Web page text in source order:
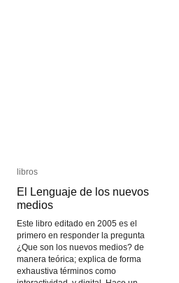
libros
El Lenguaje de los nuevos
medios
Este libro editado en 2005 es el
primero en responder la pregunta
¿Que son los nuevos medios? de
manera teórica; explica de forma
exhaustiva términos como
libros
El Lenguaje de los nuevos
medios